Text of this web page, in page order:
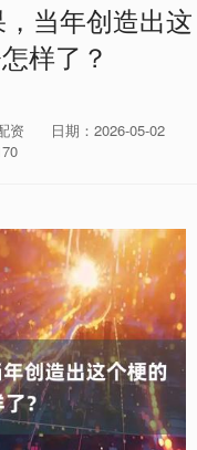
当年创造出这
样了？
资
日期：2026-05-02